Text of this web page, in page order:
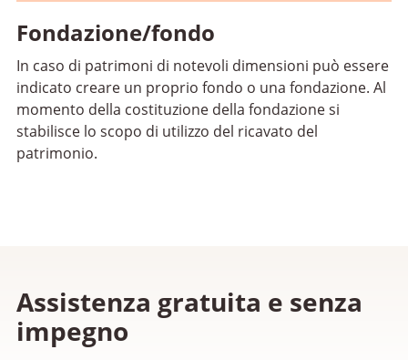
Fondazione/fondo
In caso di patrimoni di notevoli dimensioni può essere
indicato creare un proprio fondo o una fondazione. Al
momento della costituzione della fondazione si
stabilisce lo scopo di utilizzo del ricavato del
patrimonio.
Assistenza gratuita e senza
impegno